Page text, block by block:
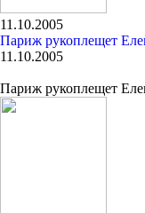
11.10.2005
Париж рукоплещет
11.10.2005
Париж рукоплещет